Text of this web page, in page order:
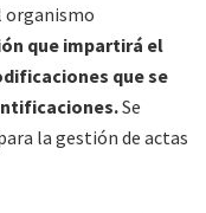
organismo
que impartirá el
que se
Se
la gestión de actas